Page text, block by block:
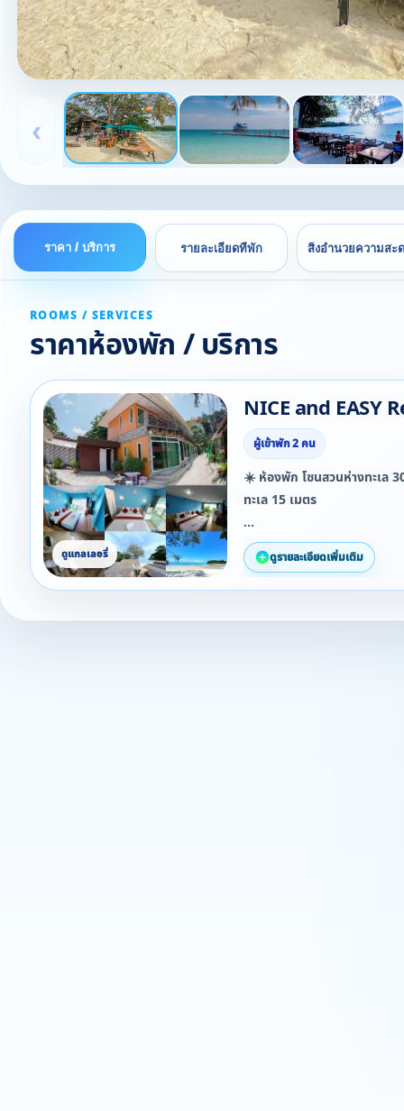
‹
ราคา / บริการ รายละเอียดที่พัก สิ่งอำนวยความสะ
ROOMS / SERVICES
ราคาห้องพัก / บริการ
NICE and EASY
ผู้เข้าพัก 2 คน
☀️ ห้องพัก โซนสวนห่างทะเล
ทะเล 15 เมตร
✳️ ราคาห้องพัก ✳️
❤️ ห้องพัก สำหรับ 2 ท่าน พร้อ
❤️ บ้านสำหรับ 6 ท่าน 4,000 บ
ดูรายละเอียดเพิ่มเติม